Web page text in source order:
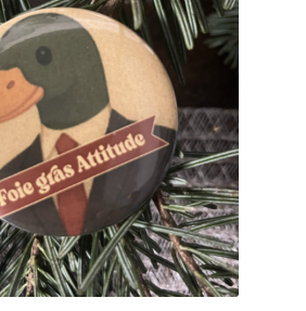
peuvent
être
choisies
sur
page
du
produit